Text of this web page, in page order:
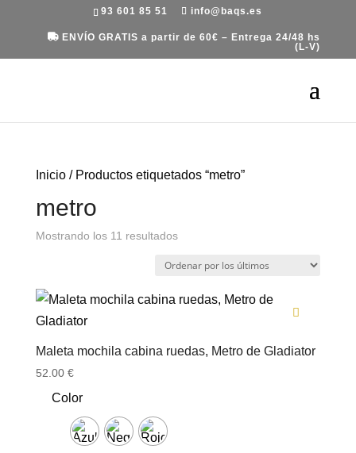
93 601 85 51 info@baqs.es
ENVÍO GRATIS a partir de 60€ – Entrega 24/48 hs
(L-V)
Inicio/ Productos etiquetados “metro”
metro
Mostrando los 11 resultadosOrdenado
los
Maleta mochila cabina ruedas, Metro de Gladiator
52.00 €
Color